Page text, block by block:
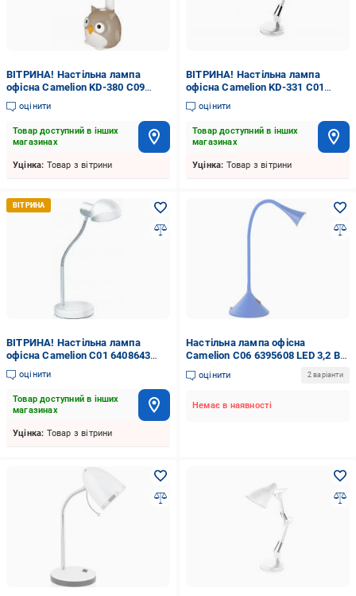
ВІТРИНА! Настільна лампа
офісна Camelion KD-380 C09
6409844 1x40 Вт E27 бежевий
оцінити
Товар доступний в інших
магазинах
Уцінка: Товар з вітрини
ВІТРИНА! Настільна лампа
офісна Camelion KD-331 C01
1x40 Вт E27 білий
оцінити
Товар доступний в інших
магазинах
Уцінка: Товар з вітрини
ВІТРИНА! Настільна лампа
офісна Camelion C01 6408643
1x40 Вт E27 білий KD-306
оцінити
Товар доступний в інших
магазинах
Уцінка: Товар з вітрини
Настільна лампа офісна
Camelion C06 6395608 LED 3,2 Вт
блакитний KD-796
оцінити 2 варіанти
Немає в наявності